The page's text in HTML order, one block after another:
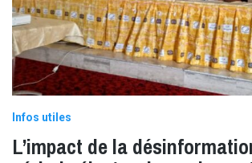
Infos utiles
L’impact de la